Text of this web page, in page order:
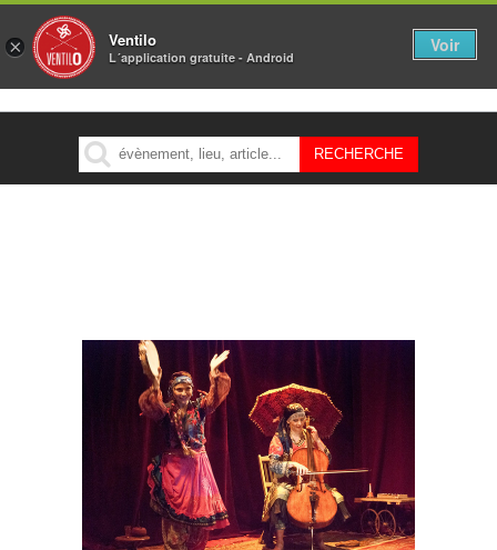
MENU
× Ventilo
L´application gratuite - Android
Voir